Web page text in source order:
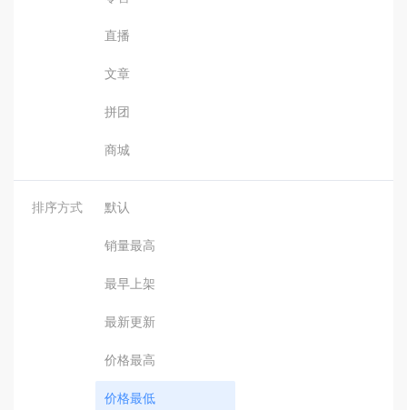
直播
文章
拼团
商城
排序方式 默认
销量最高
最早上架
最新更新
价格最高
价格最低